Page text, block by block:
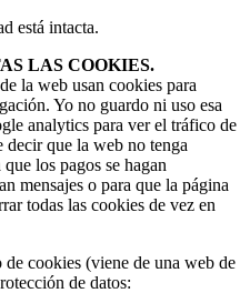
está intacta.
LAS COOKIES.
la web usan cookies para
Yo no guardo ni uso esa
analytics para ver el tráfico de
que la web no tenga
los pagos se hagan
mensajes o para que la página
todas las cookies de vez en
cookies (viene de una web de
de datos: